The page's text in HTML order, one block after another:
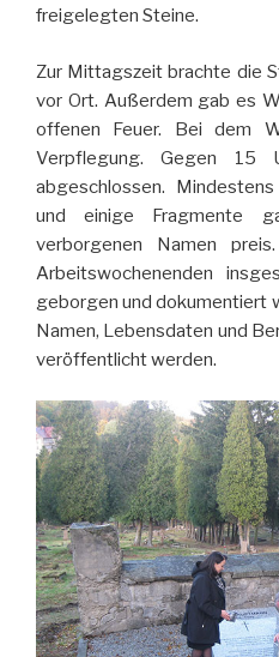
freigelegten Steine.
Zur Mittagszeit brachte die
vor Ort. Außerdem gab es
offenen Feuer. Bei dem
Verpflegung. Gegen 15
abgeschlossen.
und einige Fragmente
verborgenen Namen
Arbeitswochenenden
geborgen und dokumentiert
Namen, Lebensdaten und
veröffentlicht werden.